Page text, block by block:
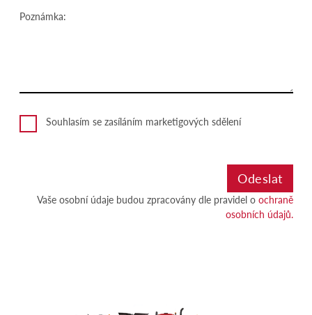
Poznámka:
Souhlasím se zasíláním marketigových sdělení
Vaše osobní údaje budou zpracovány dle pravidel o ochraně
osobních údajů.